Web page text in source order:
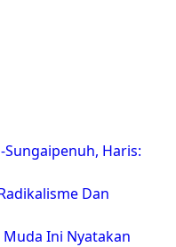
Sungaipenuh, Haris:
Dan
Muda Ini Nyatakan